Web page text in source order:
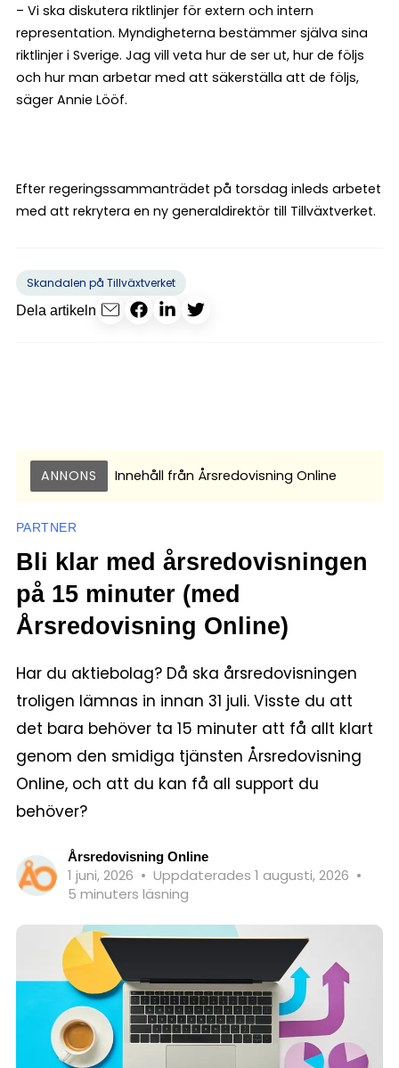
– Vi ska diskutera riktlinjer för extern och intern
representation. Myndigheterna bestämmer själva sina
riktlinjer i Sverige. Jag vill veta hur de ser ut, hur de följs
och hur man arbetar med att säkerställa att de följs,
säger Annie Lööf.
Efter regeringssammanträdet på torsdag inleds arbetet
med att rekrytera en ny generaldirektör till Tillväxtverket.
Skandalen på Tillväxtverket
Dela artikeln
ANNONS Innehåll från Årsredovisning Online
PARTNER
Bli klar med årsredovisningen
på 15 minuter (med
Årsredovisning Online)
Har du aktiebolag? Då ska årsredovisningen
troligen lämnas in innan 31 juli. Visste du att
det bara behöver ta 15 minuter att få allt klart
genom den smidiga tjänsten Årsredovisning
Online, och att du kan få all support du
behöver?
Årsredovisning Online
1 juni, 2026 • Uppdaterades 1 augusti, 2026 •
5 minuters läsning